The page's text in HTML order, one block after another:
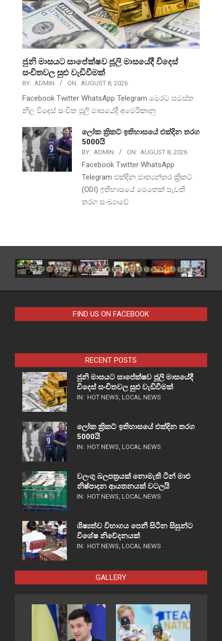
ජුනි මාසයට සාපේක්ෂව ජූලි මාසයේදී විදෙස්
සංචිතවල සුළු වැඩිවීමක්
BY: ADMIN ON: AUGUST 8, 2026
Facebook Twitter WhatsApp Telegram මෙරට සමස්ත
නිල විදෙස් සංචිත ජූලි මාසයේදී අමෙරිකානු
ලෝක ක්‍රිකට් ඉතිහාසයේ එක්දින තරග
5000යි
BY: ADMIN ON: AUGUST 8, 2026
Facebook Twitter WhatsApp
Telegram එක්දින ජාත්‍යන්තර ක්‍රිකට්
(ODI) ඉතිහාසයේ මෙතෙක් පැවති
තරග සංඛ්‍යාවේ
FIND US ON FACEBOOK
RECENT POSTS
ජුනි මාසයට සාපේක්ෂව ජූලි මාසයේදී
විදෙස් සංචිතවල සුළු වැඩිවීමක්
IN: HOT NEWS, LOCAL NEWS
ලෝක ක්‍රිකට් ඉතිහාසයේ එක්දින තරග
5000යි
IN: HOT NEWS, LOCAL NEWS
වලංගු බලපත්‍රයක් නොමැති ටින් මාළු
නිෂ්පාදන ආයතනයක් වටලයි
IN: HOT NEWS, LOCAL NEWS
ශිෂ්‍යත්ව විභාගය පෙනී සිටින සිසුන්ට
විශේෂ නිවේදනයක්
IN: HOT NEWS, LOCAL NEWS
GALLERY